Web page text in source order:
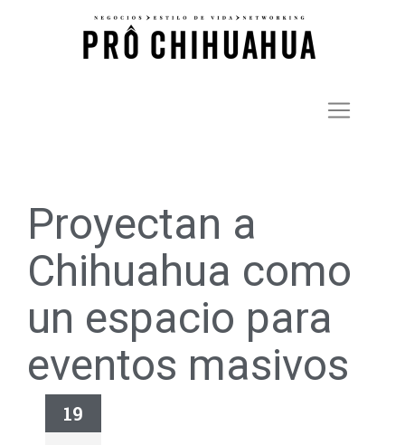
Proyectan a
Chihuahua como
un espacio para
eventos masivos
19